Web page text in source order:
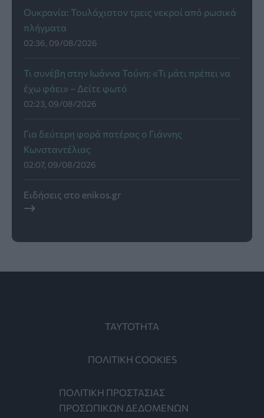
Ουκρανία: Τουλάχιστον τρεις νεκροί από ρωσικά
πλήγματα
02:36, 09/08/2026
Τι συνέβη στην Ιωάννα Τούνη: «Τι μάτι πρέπει να
έχω φάει» – Δείτε φωτό
02:23, 09/08/2026
Για δεύτερη φορά πατέρας ο Γιάννης
Κωνσταντέλιας
02:07, 09/08/2026
Ειδήσεις στο enikos.gr
ΤΑΥΤΟΤΗΤΑ
ΠΟΛΙΤΙΚΗ COOKIES
ΠΟΛΙΤΙΚΗ ΠΡΟΣΤΑΣΙΑΣ
ΠΡΟΣΩΠΙΚΩΝ ΔΕΔΟΜΕΝΩΝ